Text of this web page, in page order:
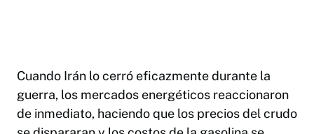
Cuando Irán lo cerró eficazmente durante la
guerra, los mercados energéticos reaccionaron
de inmediato, haciendo que los precios del crudo